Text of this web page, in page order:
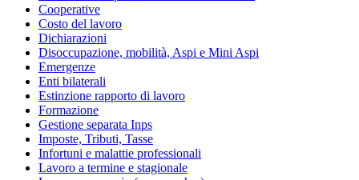
Cooperative
Costo del lavoro
Dichiarazioni
Disoccupazione, mobilità, Aspi e Mini Aspi
Emergenze
Enti bilaterali
Estinzione rapporto di lavoro
Formazione
Gestione separata Inps
Imposte, Tributi, Tasse
Infortuni e malattie professionali
Lavoro a termine e stagionale